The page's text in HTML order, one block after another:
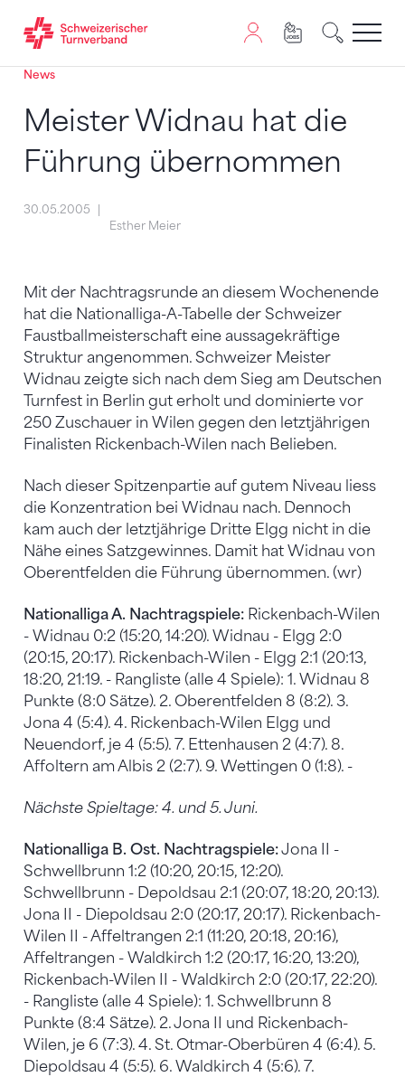
Zum Inhalt springen
Zur Sitemap navigieren
Zum Navigieren dieser Seite wird JavaScript benötigt.
News
Meister Widnau hat die
Führung übernommen
30.05.2005
Esther Meier
Mit der Nachtragsrunde an diesem Wochenende
hat die Nationalliga-A-Tabelle der Schweizer
Faustballmeisterschaft eine aussagekräftige
Struktur angenommen. Schweizer Meister
Widnau zeigte sich nach dem Sieg am Deutschen
Turnfest in Berlin gut erholt und dominierte vor
250 Zuschauer in Wilen gegen den letztjährigen
Finalisten Rickenbach-Wilen nach Belieben.
Nach dieser Spitzenpartie auf gutem Niveau liess
die Konzentration bei Widnau nach. Dennoch
kam auch der letztjährige Dritte Elgg nicht in die
Nähe eines Satzgewinnes. Damit hat Widnau von
Oberentfelden die Führung übernommen. (wr)
Nationalliga A. Nachtragspiele: Rickenbach-Wilen
- Widnau 0:2 (15:20, 14:20). Widnau - Elgg 2:0
(20:15, 20:17). Rickenbach-Wilen - Elgg 2:1 (20:13,
18:20, 21:19. - Rangliste (alle 4 Spiele): 1. Widnau 8
Punkte (8:0 Sätze). 2. Oberentfelden 8 (8:2). 3.
Jona 4 (5:4). 4. Rickenbach-Wilen Elgg und
Neuendorf, je 4 (5:5). 7. Ettenhausen 2 (4:7). 8.
Affoltern am Albis 2 (2:7). 9. Wettingen 0 (1:8). -
Nächste Spieltage: 4. und 5. Juni.
Nationalliga B. Ost. Nachtragspiele:Jona II -
Schwellbrunn 1:2 (10:20, 20:15, 12:20).
Schwellbrunn - Depoldsau 2:1 (20:07, 18:20, 20:13).
Jona II - Diepoldsau 2:0 (20:17, 20:17). Rickenbach-
Wilen II - Affeltrangen 2:1 (11:20, 20:18, 20:16),
Affeltrangen - Waldkirch 1:2 (20:17, 16:20, 13:20),
Rickenbach-Wilen II - Waldkirch 2:0 (20:17, 22:20).
- Rangliste (alle 4 Spiele): 1. Schwellbrunn 8
Punkte (8:4 Sätze). 2. Jona II und Rickenbach-
Wilen, je 6 (7:3). 4. St. Otmar-Oberbüren 4 (6:4). 5.
Diepoldsau 4 (5:5). 6. Waldkirch 4 (5:6). 7.